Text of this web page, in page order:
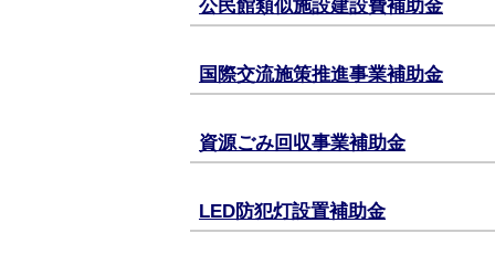
公民館類似施設建設費補助金
国際交流施策推進事業補助金
資源ごみ回収事業補助金
LED防犯灯設置補助金